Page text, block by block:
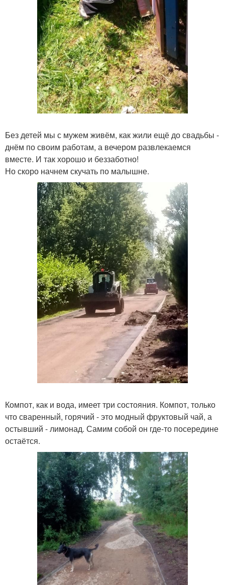
Без детей мы с мужем живём, как жили ещё до свадьбы -
днём по своим работам, а вечером развлекаемся
вместе. И так хорошо и беззаботно!
Но скоро начнем скучать по малышне.
Компот, как и вода, имеет три состояния. Компот, только
что сваренный, горячий - это модный фруктовый чай, а
остывший - лимонад. Самим собой он где-то посередине
остаётся.